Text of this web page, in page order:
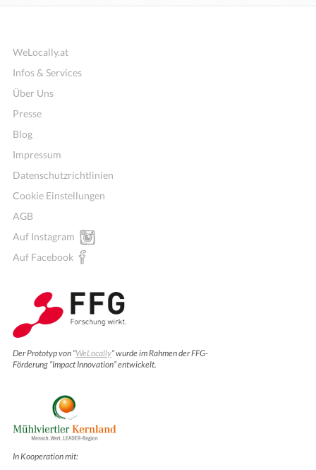
WeLocally.at
Infos & Services
Über Uns
Presse
Blog
Impressum
Datenschutzrichtlinien
Cookie Einstellungen
AGB
Auf Instagram
Auf Facebook
Der Prototyp von “WeLocally” wurde im Rahmen der FFG-
Förderung “Impact Innovation” entwickelt.
In Kooperation mit: